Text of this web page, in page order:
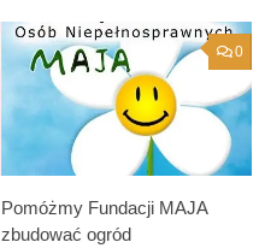
0
Pomóżmy Fundacji MAJA
zbudować ogród